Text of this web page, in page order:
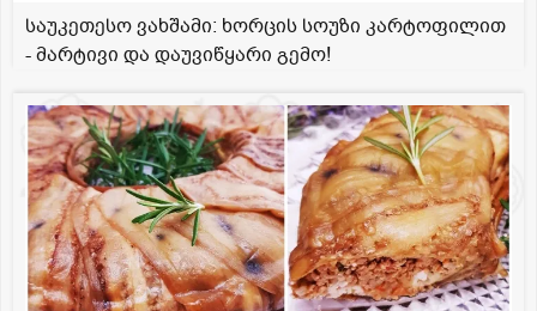
საუკეთესო ვახშამი: ხორცის სოუზი კარტოფილით
- მარტივი და დაუვიწყარი გემო!